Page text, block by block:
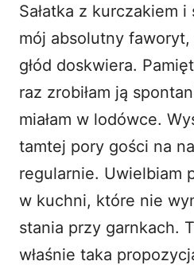
d
e
o
Sałatka z kurczakiem i
mój absolutny faworyt,
głód doskwiera.
raz zrobiłam ją
miałam w lodówce.
tamtej pory gości na
regularnie. Uwielbiam
w kuchni, które nie
stania przy garnkach.
właśnie taka